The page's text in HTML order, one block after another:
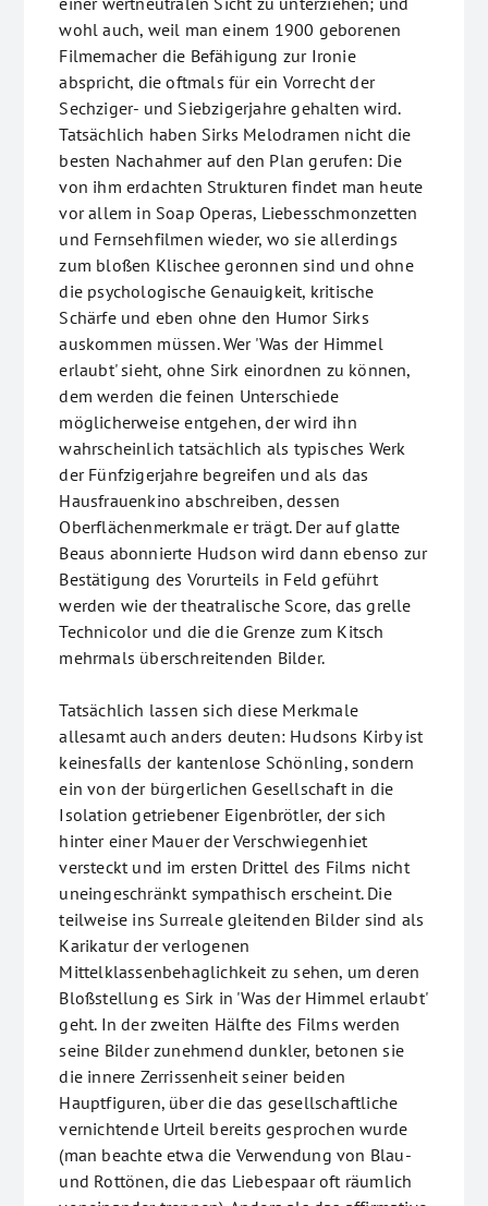
wohl auch, weil man einem 1900 geborenen
Filmemacher die Befähigung zur Ironie
abspricht, die oftmals für ein Vorrecht der
Sechziger- und Siebzigerjahre gehalten wird.
Tatsächlich haben Sirks Melodramen nicht die
besten Nachahmer auf den Plan gerufen: Die
von ihm erdachten Strukturen findet man heute
vor allem in Soap Operas, Liebesschmonzetten
und Fernsehfilmen wieder, wo sie allerdings
zum bloßen Klischee geronnen sind und ohne
die psychologische Genauigkeit, kritische
Schärfe und eben ohne den Humor Sirks
auskommen müssen. Wer 'Was der Himmel
erlaubt' sieht, ohne Sirk einordnen zu können,
dem werden die feinen Unterschiede
möglicherweise entgehen, der wird ihn
wahrscheinlich tatsächlich als typisches Werk
der Fünfzigerjahre begreifen und als das
Hausfrauenkino abschreiben, dessen
Oberflächenmerkmale er trägt. Der auf glatte
Beaus abonnierte Hudson wird dann ebenso zur
Bestätigung des Vorurteils in Feld geführt
werden wie der theatralische Score, das grelle
Technicolor und die die Grenze zum Kitsch
mehrmals überschreitenden Bilder.
Tatsächlich lassen sich diese Merkmale
allesamt auch anders deuten: Hudsons Kirby ist
keinesfalls der kantenlose Schönling, sondern
ein von der bürgerlichen Gesellschaft in die
Isolation getriebener Eigenbrötler, der sich
hinter einer Mauer der Verschwiegenhiet
versteckt und im ersten Drittel des Films nicht
uneingeschränkt sympathisch erscheint. Die
teilweise ins Surreale gleitenden Bilder sind als
Karikatur der verlogenen
Mittelklassenbehaglichkeit zu sehen, um deren
Bloßstellung es Sirk in 'Was der Himmel erlaubt'
geht. In der zweiten Hälfte des Films werden
seine Bilder zunehmend dunkler, betonen sie
die innere Zerrissenheit seiner beiden
Hauptfiguren, über die das gesellschaftliche
vernichtende Urteil bereits gesprochen wurde
(man beachte etwa die Verwendung von Blau-
und Rottönen, die das Liebespaar oft räumlich